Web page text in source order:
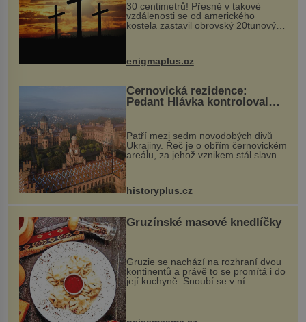
30 centimetrů! Přesně v takové
vzdálenosti se od amerického
kostela zastavil obrovský 20tunový
...
enigmaplus.cz
Černovická rezidence:
Pedant Hlávka kontroloval
Patří mezi sedm novodobých divů
Ukrajiny. Řeč je o obřím černovickém
areálu, za jehož vznikem stál slavný
český architekt Josef Hlávka. Ten si
na něm dal mimořádně záležet. Jeho
stavební plány by při ...
historyplus.cz
Gruzínské masové knedlíčky
Gruzie se nachází na rozhraní dvou
kontinentů a právě to se promítá i do
její kuchyně. Snoubí se v ní
evropské a asijské chutě a díky tomu
vznikají rozmanité a chuťově bohaté
pokrmy, které rozhodně st...